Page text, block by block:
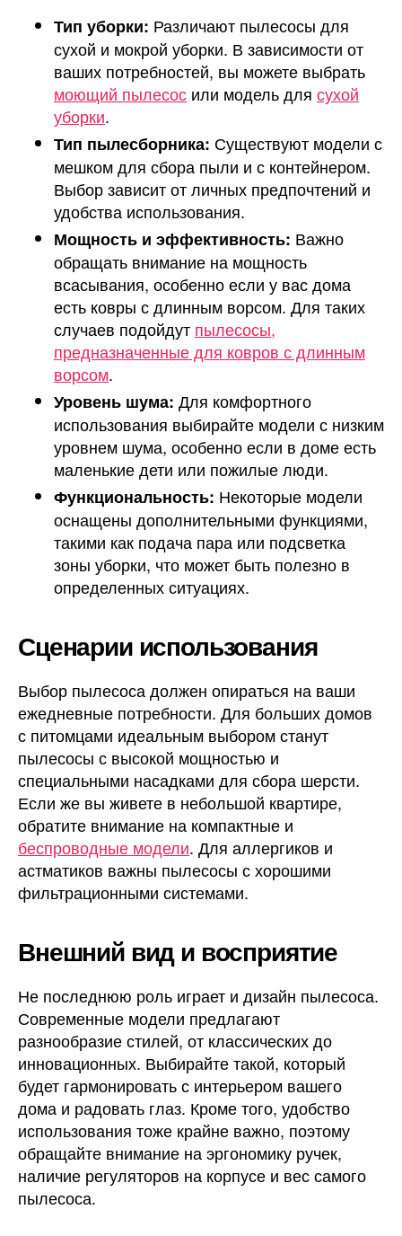
Тип уборки: Различают пылесосы для
сухой и мокрой уборки. В зависимости от
ваших потребностей, вы можете выбрать
моющий пылесос или модель для сухой
уборки.
Тип пылесборника: Существуют модели с
мешком для сбора пыли и с контейнером.
Выбор зависит от личных предпочтений и
удобства использования.
Мощность и эффективность: Важно
обращать внимание на мощность
всасывания, особенно если у вас дома
есть ковры с длинным ворсом. Для таких
случаев подойдут пылесосы,
предназначенные для ковров с длинным
ворсом.
Уровень шума: Для комфортного
использования выбирайте модели с низким
уровнем шума, особенно если в доме есть
маленькие дети или пожилые люди.
Функциональность: Некоторые модели
оснащены дополнительными функциями,
такими как подача пара или подсветка
зоны уборки, что может быть полезно в
определенных ситуациях.
Сценарии использования
Выбор пылесоса должен опираться на ваши
ежедневные потребности. Для больших домов
с питомцами идеальным выбором станут
пылесосы с высокой мощностью и
специальными насадками для сбора шерсти.
Если же вы живете в небольшой квартире,
обратите внимание на компактные и
беспроводные модели. Для аллергиков и
астматиков важны пылесосы с хорошими
фильтрационными системами.
Внешний вид и восприятие
Не последнюю роль играет и дизайн пылесоса.
Современные модели предлагают
разнообразие стилей, от классических до
инновационных. Выбирайте такой, который
будет гармонировать с интерьером вашего
дома и радовать глаз. Кроме того, удобство
использования тоже крайне важно, поэтому
обращайте внимание на эргономику ручек,
наличие регуляторов на корпусе и вес самого
пылесоса.